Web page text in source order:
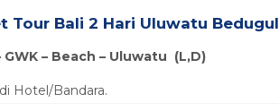
Tour Bali 2 Hari Uluwatu Bedugul
– Beach – Uluwatu (L,D)
Hotel/Bandara.